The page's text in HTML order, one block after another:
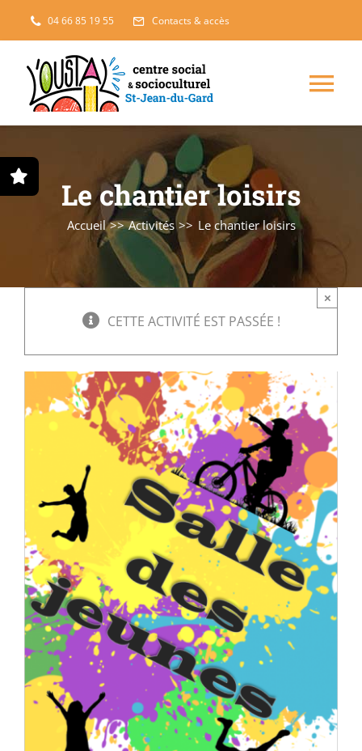
Passer
au
contenu
04 66 85 19 55 Contacts & accès
Projets solidaires
L’accueil
Séniors, Vie locale
Contacts
Le chantier loisirs
Accueil Activités Le chantier loisirs
CETTE ACTIVITÉ EST PASSÉE !
×